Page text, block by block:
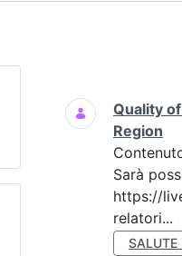
Ricerca
Quality
Region
Sarà
https://
relatori...
SALUTE